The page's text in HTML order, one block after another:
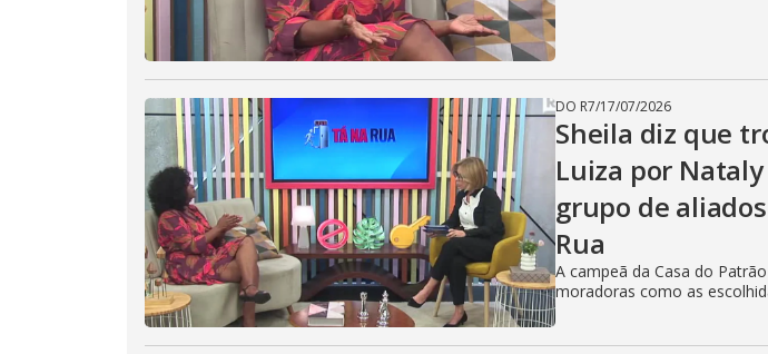
DO R7/17/07/2026
Sheila diz que
Luiza por
grupo de
Rua
A campeã da Casa do
moradoras como as